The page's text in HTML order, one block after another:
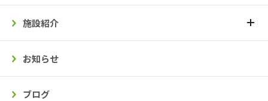
施設紹介
お知らせ
ブログ